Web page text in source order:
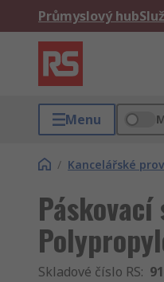
Průmyslový hub
Menu
/ Kancelářské
Skladové číslo RS: